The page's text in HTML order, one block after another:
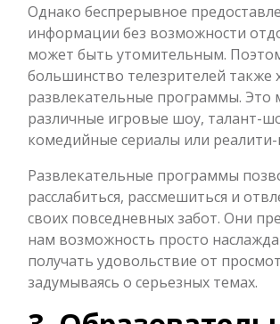
Однако беспрерывное
информации без возможности
может быть утомительным.
большинство телезрителей также
развлекательные программы. Это
различные игровые шоу, талант-
комедийные сериалы или
Развлекательные программы
расслабиться, рассмешиться и
своих повседневных забот. Они
нам возможность просто
получать удовольствие от
задумываясь о серьезных темах.